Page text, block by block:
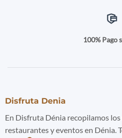
100% Pago
Disfruta Denia
En Disfruta Dénia recopilamos
restaurantes y eventos en Dénia.